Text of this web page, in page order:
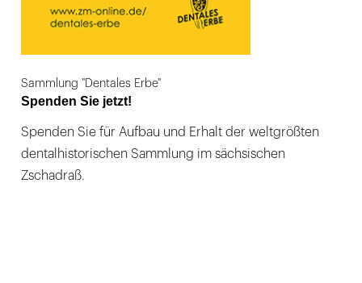
Sammlung "Dentales Erbe"
Spenden Sie jetzt!
Spenden Sie für Aufbau und Erhalt der weltgrößten
dentalhistorischen Sammlung im sächsischen
Zschadraß.